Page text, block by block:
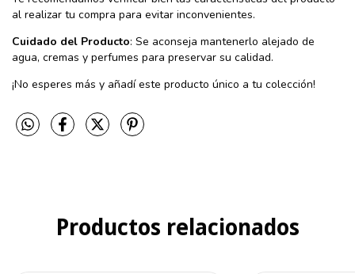
al realizar tu compra para evitar inconvenientes.
Cuidado del Producto: Se aconseja mantenerlo alejado de
agua, cremas y perfumes para preservar su calidad.
¡No esperes más y añadí este producto único a tu colección!
Productos relacionados